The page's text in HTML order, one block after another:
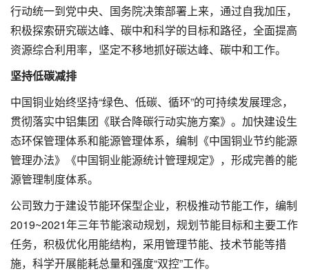
行动统一到党中央、国务院决策部署上来，通过自我加压，
积极探索研究碳达峰、碳中和科学的目标和路径，全面提高
资源综合利用率，坚定不移地抓好碳达峰、碳中和工作。
坚持低碳减排
中国铜业始终坚持“绿色、低碳、循环”的可持续发展理念，
贯彻落实中铝集团《联合降碳行动实施方案》。加快建设生
态环保管理体系和能源管理体系，编制《中国铜业节约能源
管理办法》《中国铜业能源统计管理规定》，形成完善的能
源管理制度体系。
公司致力于建设节能环保型企业，积极推动节能工作，编制
2019~2021年三年节能滚动规划，规划节能目标和主要工作
任务，积极优化用能结构，采用管理节能、技术节能等措
施，科学开展能耗总量和强度“双控”工作。